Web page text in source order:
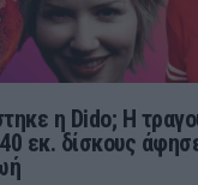
η Dido; Η
εκ. δίσκους